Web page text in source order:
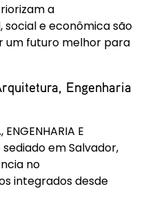
a
e econômica são
um futuro melhor para
Engenharia
ENGENHARIA E
sediado em Salvador,
no
integrados desde